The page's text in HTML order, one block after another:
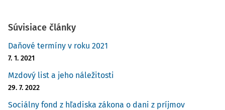
Súvisiace články
Daňové termíny v roku 2021
7. 1. 2021
Mzdový list a jeho náležitosti
29. 7. 2022
Sociálny fond z hľadiska zákona o dani z príjmov